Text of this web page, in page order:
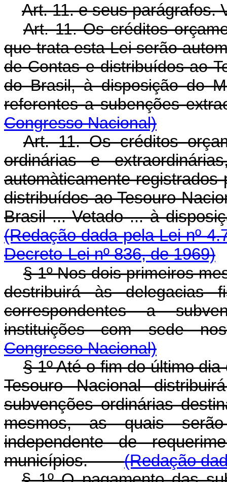
Art. 11. e seus parágrafos.
Art. 11. Os créditos
que trata esta Lei serão
de Contas e distribuídos ao
do Brasil, à disposição do
referentes a subenções
Congresso Nacional)
Art. 11. Os créditos
ordinárias e
automàticamente
distribuídos ao Tesouro
Brasil ... Vetado ... à
(Redação dada pela Lei nº
Decreto-Lei nº 836, de 1969)
§ 1º Nos dois primeiros
destribuirá às delegacias
correspondentes a
instituições com sede
Congresso Nacional)
§ 1º Até o fim do último
Tesouro Nacional
subvenções ordinárias
mesmos, as quais
independente de
municípios.(Redação